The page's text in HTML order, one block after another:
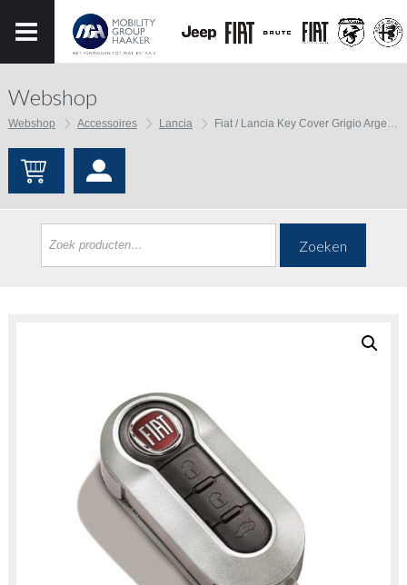
Webshop
Webshop Accessoires Lancia Fiat / Lancia Key Cover Grigio Argentato
Zoeken